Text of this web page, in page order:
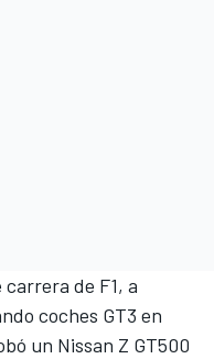
de F1, a
coches GT3 en
un Nissan Z GT500